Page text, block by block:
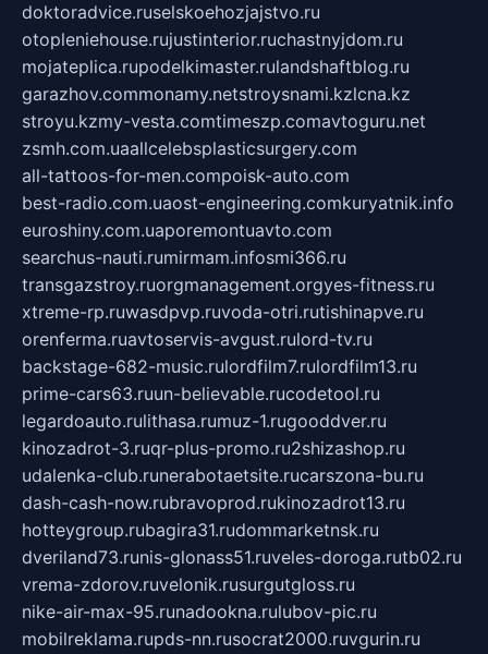
doktoradvice.ruselskoehozjajstvo.ru
otopleniehouse.rujustinterior.ruchastnyjdom.ru
mojateplica.rupodelkimaster.rulandshaftblog.ru
garazhov.commonamy.netstroysnami.kzlcna.kz
stroyu.kzmy-vesta.comtimeszp.comavtoguru.net
zsmh.com.uaallcelebsplasticsurgery.com
all-tattoos-for-men.compoisk-auto.com
best-radio.com.uaost-engineering.comkuryatnik.info
euroshiny.com.uaporemontuavto.com
searchus-nauti.rumirmam.infosmi366.ru
transgazstroy.ruorgmanagement.orgyes-fitness.ru
xtreme-rp.ruwasdpvp.ruvoda-otri.rutishinapve.ru
orenferma.ruavtoservis-avgust.rulord-tv.ru
backstage-682-music.rulordfilm7.rulordfilm13.ru
prime-cars63.ruun-believable.rucodetool.ru
legardoauto.rulithasa.rumuz-1.rugooddver.ru
kinozadrot-3.ruqr-plus-promo.ru2shizashop.ru
udalenka-club.runerabotaetsite.rucarszona-bu.ru
dash-cash-now.rubravoprod.rukinozadrot13.ru
hotteygroup.rubagira31.rudommarketnsk.ru
dveriland73.runis-glonass51.ruveles-doroga.rutb02.ru
vrema-zdorov.ruvelonik.rusurgutgloss.ru
nike-air-max-95.runadookna.rulubov-pic.ru
mobilreklama.rupds-nn.rusocrat2000.ruvgurin.ru